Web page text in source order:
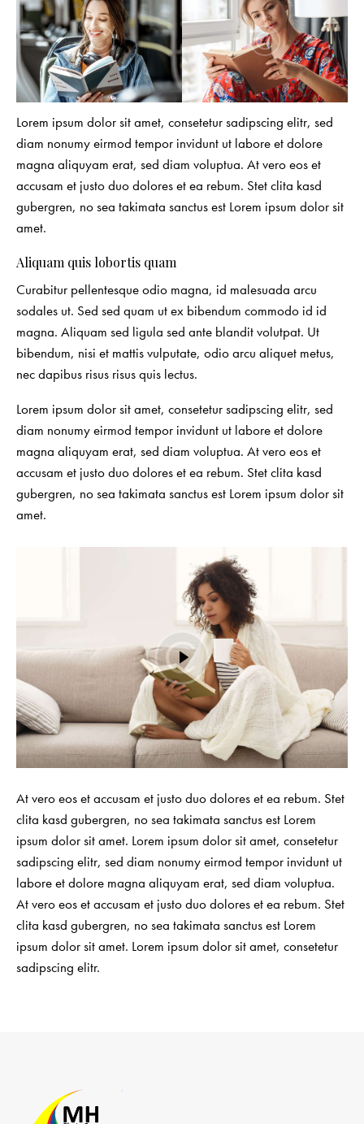
Lorem ipsum dolor sit amet, consetetur sadipscing elitr, sed
diam nonumy eirmod tempor invidunt ut labore et dolore
magna aliquyam erat, sed diam voluptua. At vero eos et
accusam et justo duo dolores et ea rebum. Stet clita kasd
gubergren, no sea takimata sanctus est Lorem ipsum dolor sit
amet.
Aliquam quis lobortis quam
Curabitur pellentesque odio magna, id malesuada arcu
sodales ut. Sed sed quam ut ex bibendum commodo id id
magna. Aliquam sed ligula sed ante blandit volutpat. Ut
bibendum, nisi et mattis vulputate, odio arcu aliquet metus,
nec dapibus risus risus quis lectus.
Lorem ipsum dolor sit amet, consetetur sadipscing elitr, sed
diam nonumy eirmod tempor invidunt ut labore et dolore
magna aliquyam erat, sed diam voluptua. At vero eos et
accusam et justo duo dolores et ea rebum. Stet clita kasd
gubergren, no sea takimata sanctus est Lorem ipsum dolor sit
amet.
At vero eos et accusam et justo duo dolores et ea rebum. Stet
clita kasd gubergren, no sea takimata sanctus est Lorem
ipsum dolor sit amet. Lorem ipsum dolor sit amet, consetetur
sadipscing elitr, sed diam nonumy eirmod tempor invidunt ut
labore et dolore magna aliquyam erat, sed diam voluptua.
At vero eos et accusam et justo duo dolores et ea rebum. Stet
clita kasd gubergren, no sea takimata sanctus est Lorem
ipsum dolor sit amet. Lorem ipsum dolor sit amet, consetetur
sadipscing elitr.